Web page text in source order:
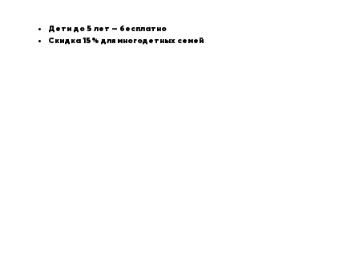
Дети до 5 лет — бесплатно
Скидка 15% для многодетных семей